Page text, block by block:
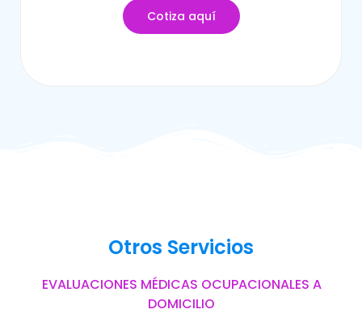
Cotiza aquí
Otros Servicios
EVALUACIONES MÉDICAS OCUPACIONALES A
DOMICILIO